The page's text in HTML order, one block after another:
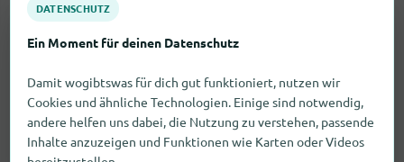
Heimwerkermarkt
Johannisstraße 19, 07743 Jena
5,6 km Öffnungszeiten prüfen
DATENSCHUTZ
Ein Moment für deinen Datenschutz
Damit wogibtswas für dich gut funktioniert, nutzen wir
Cookies und ähnliche Technologien. Einige sind notwendig,
andere helfen uns dabei, die Nutzung zu verstehen, passende
Inhalte anzuzeigen und Funktionen wie Karten oder Videos